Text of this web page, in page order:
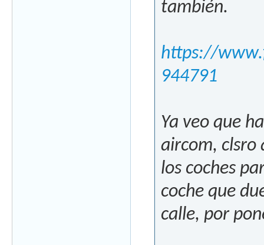
también.
https://
944791
Ya veo que
aircom, clsro
los coches
coche que
calle, por